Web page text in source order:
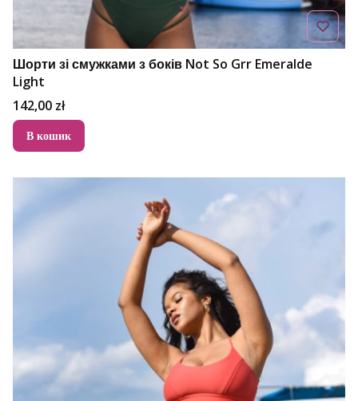
Шорти зі смужками з боків Not So Grr Emeralde
Light
Ціна
142,00 zł
В кошик